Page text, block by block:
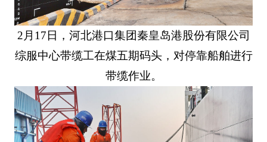
2月17日，河北港口集团秦皇岛港股份有限公司
综服中心带缆工在煤五期码头，对停靠船舶进行
带缆作业。